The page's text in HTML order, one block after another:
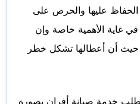
الحفاظ عليها والحرص على
غاية الأهمية خاصة وإن
حيث أن أعطالها تشكل خطر
خدمة صيانة أفران بصورة